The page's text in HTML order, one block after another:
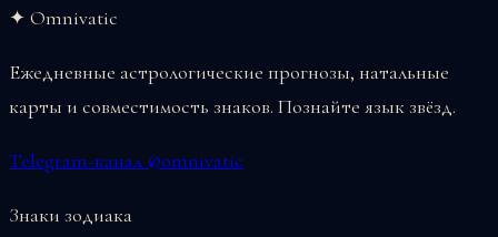
✦ Omnivatic
Ежедневные астрологические прогнозы, натальные
карты и совместимость знаков. Познайте язык звёзд.
Telegram-канал @omnivatic
Знаки зодиака